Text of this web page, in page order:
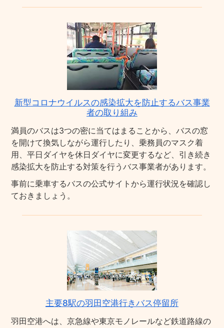
新型コロナウイルスの感染拡大を防止するバス事業
者の取り組み
満員のバスは3つの密に当てはまることから、バスの窓
を開けて換気しながら運行したり、乗務員のマスク着
用、平日ダイヤを休日ダイヤに変更するなど、引き続き
感染拡大を防止する対策を行うバス事業者があります。
事前に乗車するバスの公式サイトから運行状況を確認し
ておきましょう。
主要8駅の羽田空港行きバス停留所
羽田空港へは、京急線や東京モノレールなど鉄道路線の